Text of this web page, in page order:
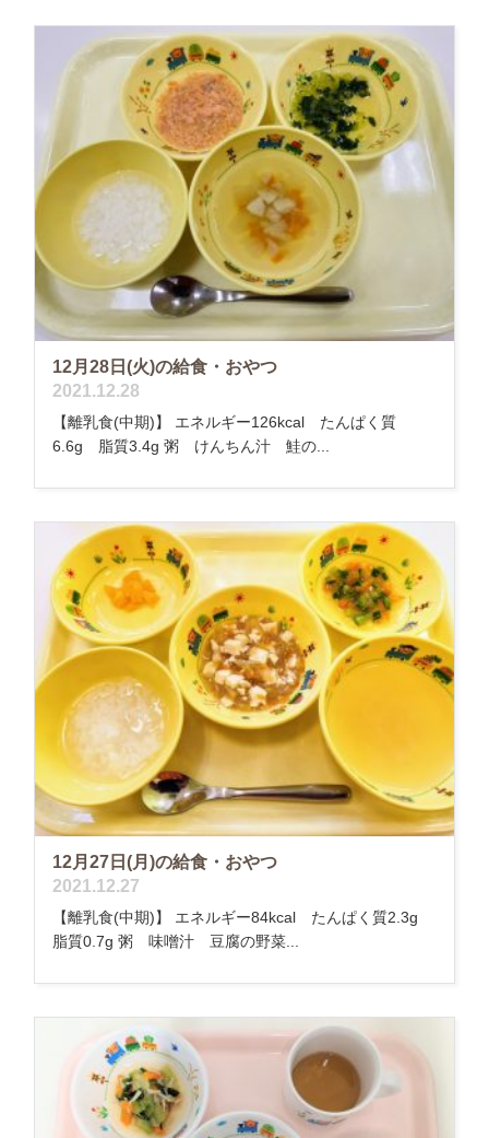
12月28日(火)の給食・おやつ
2021.12.28
【離乳食(中期)】 エネルギー126kcal たんぱく質
6.6g 脂質3.4g 粥 けんちん汁 鮭の...
12月27日(月)の給食・おやつ
2021.12.27
【離乳食(中期)】 エネルギー84kcal たんぱく質2.3g
脂質0.7g 粥 味噌汁 豆腐の野菜...